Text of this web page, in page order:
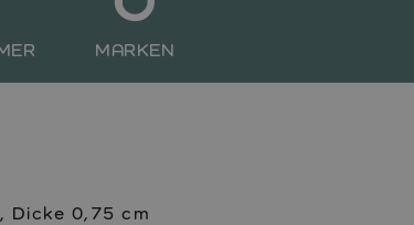
MARKEN
Dicke 0,75 cm